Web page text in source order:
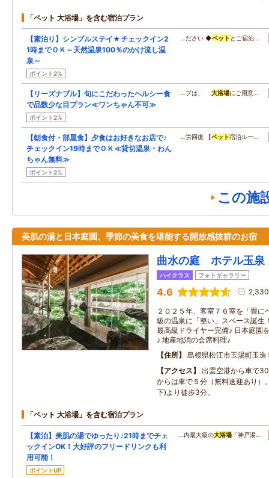
「ペット 大浴場」を含む宿泊プラン
【素泊り】シンプルステイ★チェックイン2
1時までＯＫ～天然温泉100％のかけ流し温
泉～
ポイント2%
…ださい ◆ペット とご宿泊…
【リーズナブル】旬にこだわったヘルシー食
で品数少な目プラン≪ワンちゃん不可≫
ポイント2%
…プは、大浴場にご用意…
【朝食付・部屋食】夕食はお好きなお店で♪
チェックイン19時までＯＫ≪貸切温泉・わん
ちゃん無料≫
ポイント2%
…労回復 【ペット宿泊ルー…
この施
美肌の湯と日本庭園、季節の美食を堪能する開放感抜群のお宿
曲水の庭 ホテル玉泉
ハイクラス フォトギャラリー
4.6
２０２５年、客室７６室を「畳に
級の温泉に「整い」スペース誕生
最高級ドライヤー完備♪ 日本庭園
♪ 地産地消の会席料理♪
住所
島根県松江市玉湯町玉造
アクセス
出雲空港から車で
からは車で５分（無料送迎あり）
下)より徒歩3分。
「ペット 大浴場」を含む宿泊プラン
【素泊】美肌の湯でゆったり♪21時までチェ
ックインOK！大好評のフリードリンクも利
用可能！
ポイントUP
…内最大級の大浴場 「神戸湯…